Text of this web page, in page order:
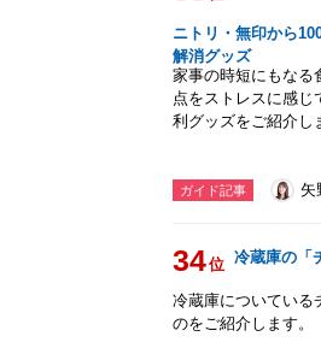
ニトリ・無印から
解消グッズ
家事の時短にもなる
点をストレスに感じ
利グッズをご紹介し
ガイド記事 矢
34位 冷蔵庫の「
冷蔵庫についている
のをご紹介します。